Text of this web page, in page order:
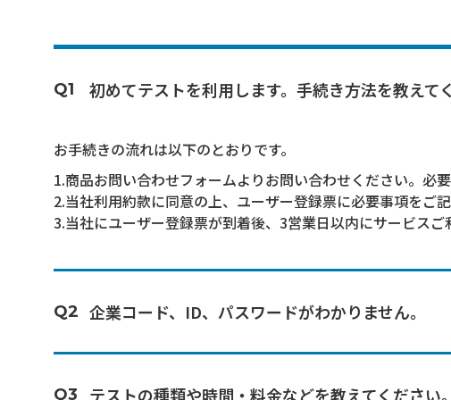
Q1 初めてテストを利用します。手続き方法を教えて
お手続きの流れは以下のとおりです。
1.商品お問い合わせフォームよりお問い合わせください。必
2.当社利用約款に同意の上、ユーザー登録票に必要事項をご
3.当社にユーザー登録票が到着後、3営業日以内にサービス
Q2 企業コード、ID、パスワードがわかりません。
Q3 テストの種類や時間・料金などを教えてください。